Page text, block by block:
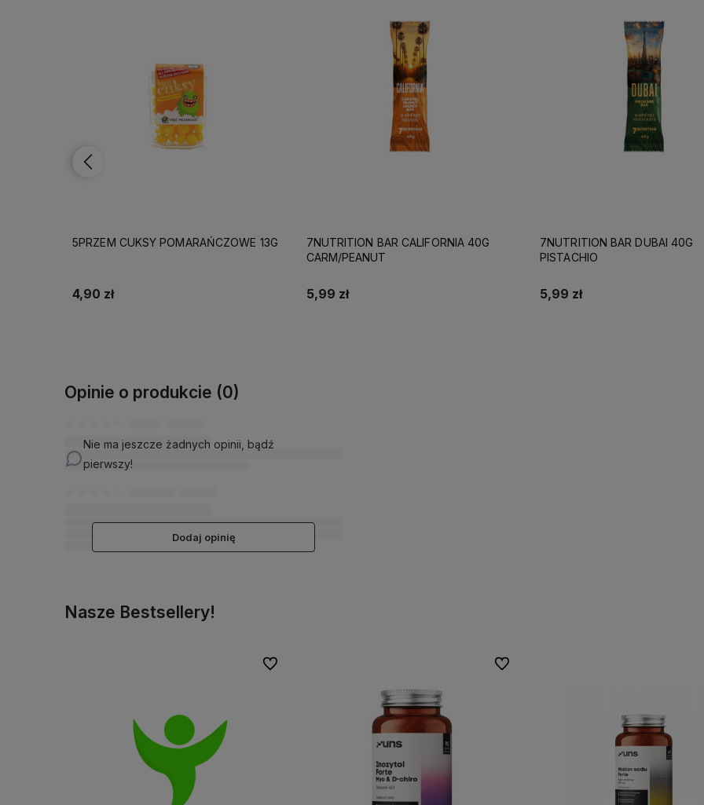
7NUTRITION BAR CALIFORNIA 40G
5,99 zł
7NUTRITION BAR DUBAI 40G
PISTACHIO
5,99 zł
7NUTRITION BAR ZANZIBAR
COCONUT
5,99 zł
Opinie o produkcie (0)
Nie ma jeszcze żadnych opinii, bądź
pierwszy!
Dodaj opinię
Nasze Bestsellery!
Do ulubionych Do ulubionych